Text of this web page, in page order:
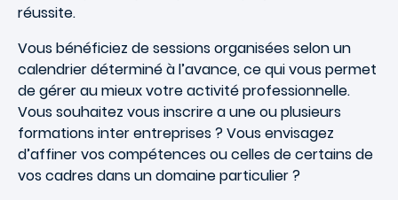
réussite.
Vous bénéficiez de sessions organisées selon un
calendrier déterminé à l’avance, ce qui vous permet
de gérer au mieux votre activité professionnelle.
Vous souhaitez vous inscrire a une ou plusieurs
formations inter entreprises ? Vous envisagez
d’affiner vos compétences ou celles de certains de
vos cadres dans un domaine particulier ?